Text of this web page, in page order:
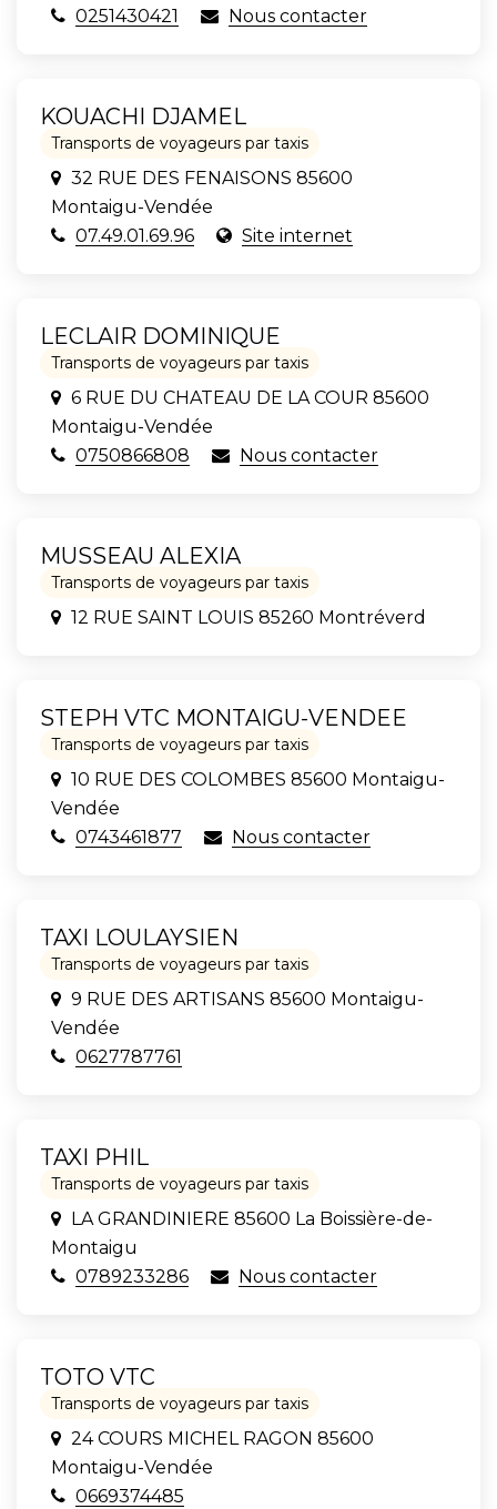
0251430421
Nous contacter
KOUACHI DJAMEL
Transports de voyageurs par taxis
32 RUE DES FENAISONS 85600
Montaigu-Vendée
07.49.01.69.96
Site internet
LECLAIR DOMINIQUE
Transports de voyageurs par taxis
6 RUE DU CHATEAU DE LA COUR 85600
Montaigu-Vendée
0750866808
Nous contacter
MUSSEAU ALEXIA
Transports de voyageurs par taxis
12 RUE SAINT LOUIS 85260 Montréverd
STEPH VTC MONTAIGU-VENDEE
Transports de voyageurs par taxis
10 RUE DES COLOMBES 85600 Montaigu-
Vendée
0743461877
Nous contacter
TAXI LOULAYSIEN
Transports de voyageurs par taxis
9 RUE DES ARTISANS 85600 Montaigu-
Vendée
0627787761
TAXI PHIL
Transports de voyageurs par taxis
LA GRANDINIERE 85600 La Boissière-de-
Montaigu
0789233286
Nous contacter
TOTO VTC
Transports de voyageurs par taxis
24 COURS MICHEL RAGON 85600
Montaigu-Vendée
0669374485